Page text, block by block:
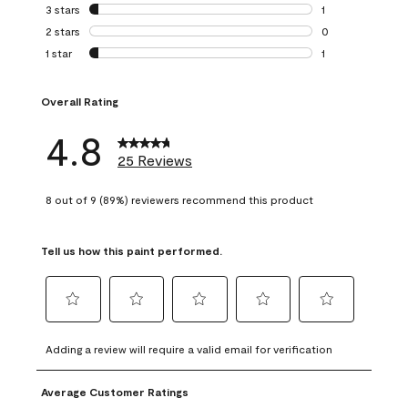
0 reviews with 4
3 stars stars
1
1 review with 3
2 stars stars
0
0 reviews with 2
1 star stars
1
Overall Rating
4.8 25 Reviews
8 out of 9 (89%) reviewers recommend this product
Tell us how this paint performed.
to
rate
the
item
to
rate
the
to
rate
the
item
to
rate
to
rate
Adding a review will require a valid email for verification
Average Customer Ratings